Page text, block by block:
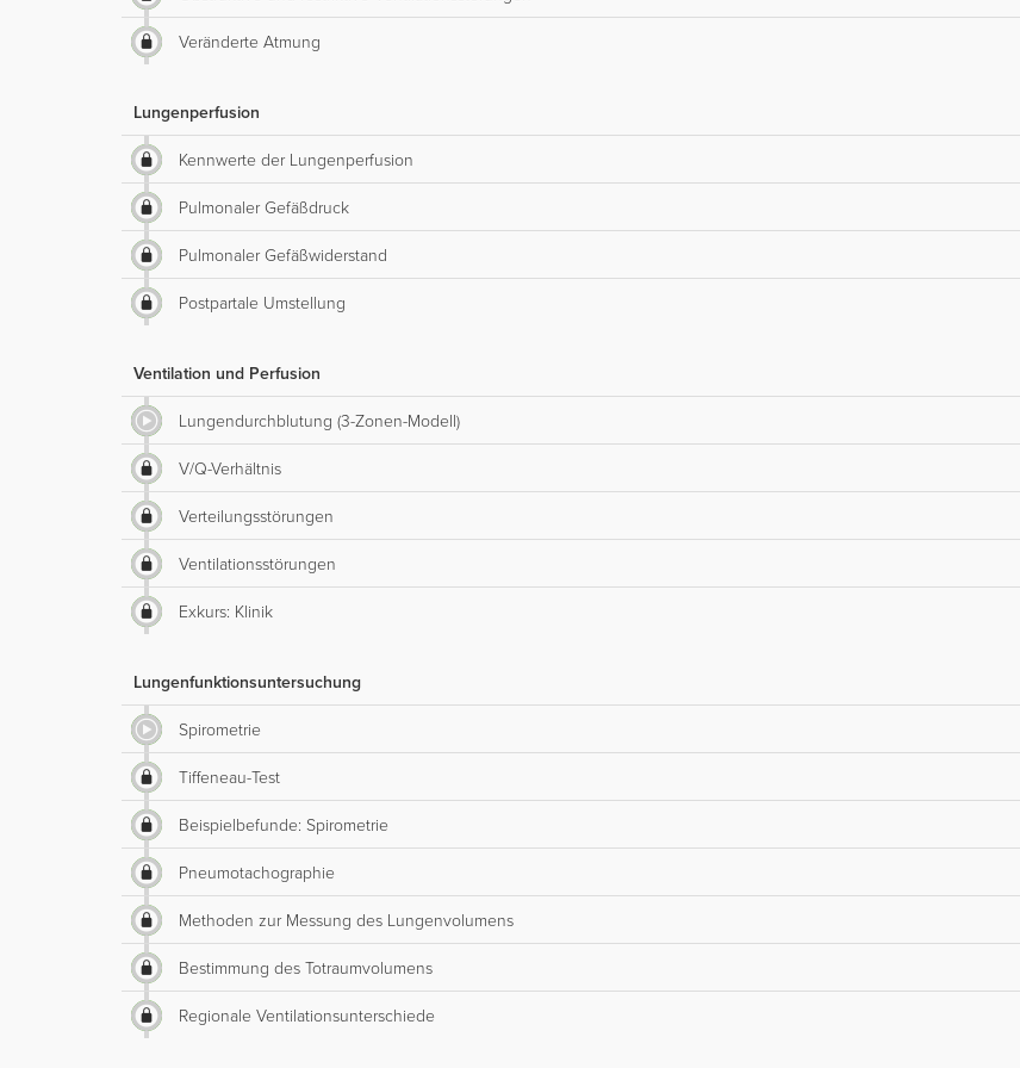
Veränderte Atmung
Lungenperfusion
Kennwerte der Lungenperfusion
Pulmonaler Gefäßdruck
Pulmonaler Gefäßwiderstand
Postpartale Umstellung
Ventilation und Perfusion
Lungendurchblutung (3-Zonen-Modell)
V/Q-Verhältnis
Verteilungsstörungen
Ventilationsstörungen
Exkurs: Klinik
Lungenfunktionsuntersuchung
Spirometrie
Tiffeneau-Test
Beispielbefunde: Spirometrie
Pneumotachographie
Methoden zur Messung des Lungenvolumens
Bestimmung des Totraumvolumens
Regionale Ventilationsunterschiede